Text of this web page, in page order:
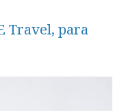
Travel, para